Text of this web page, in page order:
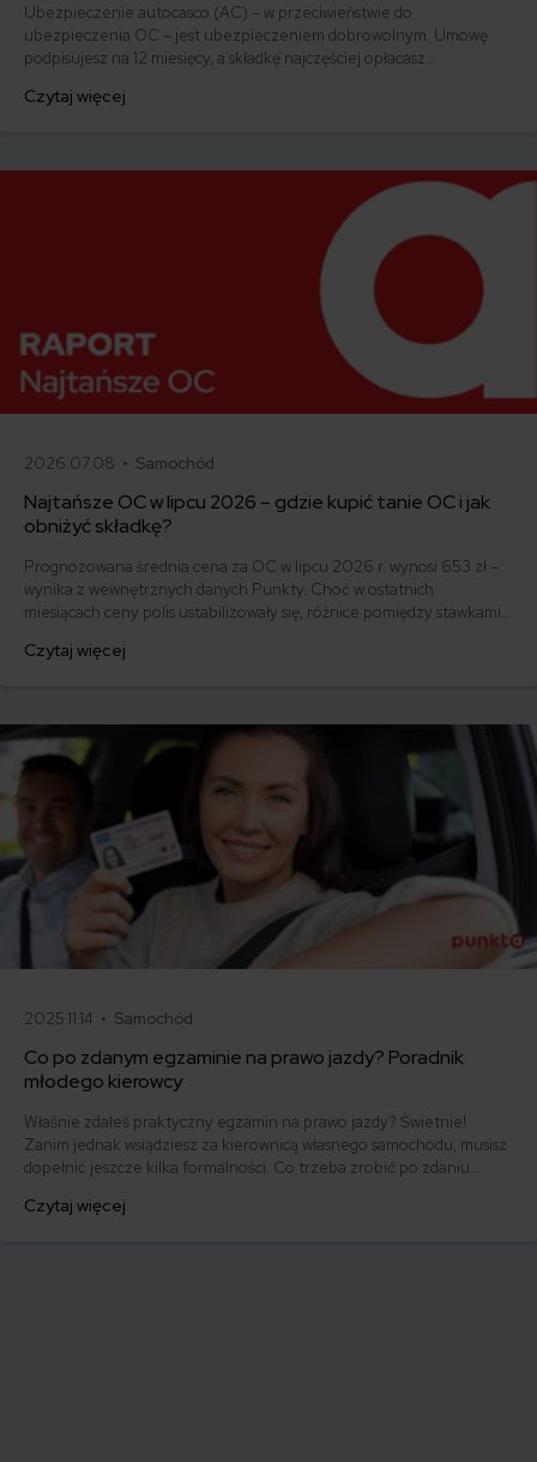
Ubezpieczenie autocasco (AC) – w przeciwieństwie do
ubezpieczenia OC – jest ubezpieczeniem dobrowolnym. Umowę
podpisujesz na 12 miesięcy, a składkę najczęściej opłacasz
ofertę lub zdecydowałeś się sprzedać samochód w trakcie trwania
Czytaj więcej
2026.07.08 • Samochód
Najtańsze OC w lipcu 2026 – gdzie kupić tanie OC i jak
obniżyć składkę?
Prognozowana średnia cena za OC w lipcu 2026 r. wynosi 653 zł –
wynika z wewnętrznych danych Punkty. Choć w ostatnich
miesiącach ceny polis ustabilizowały się, różnice pomiędzy stawkami
500 zł, inni – więcej niż 1500 zł. Gdzie znaleźć najtańsze OC w
Czytaj więcej
2025.11.14 • Samochód
Co po zdanym egzaminie na prawo jazdy? Poradnik
młodego kierowcy
Właśnie zdałeś praktyczny egzamin na prawo jazdy? Świetnie!
Zanim jednak wsiądziesz za kierownicą własnego samochodu, musisz
dopełnić jeszcze kilka formalności. Co trzeba zrobić po zdaniu
którym szybko załatwisz sprawy urzędowe i będziesz mógł prowadzić
Czytaj więcej